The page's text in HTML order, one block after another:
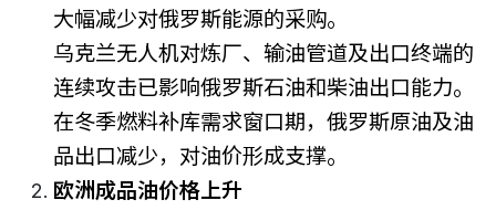
大幅减少对俄罗斯能源的采购。
乌克兰无人机对炼厂、输油管道及出口终端的
连续攻击已影响俄罗斯石油和柴油出口能力。
在冬季燃料补库需求窗口期，俄罗斯原油及油
品出口减少，对油价形成支撑。
欧洲成品油价格上升